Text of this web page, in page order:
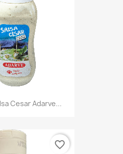
Cesar Adarve...
favorite_border